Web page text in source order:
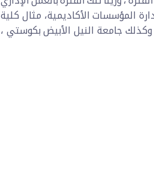
المؤسسات الأكاديمية، مثال كلية
وكذلك جامعة النيل الأبيض بكوستي ،